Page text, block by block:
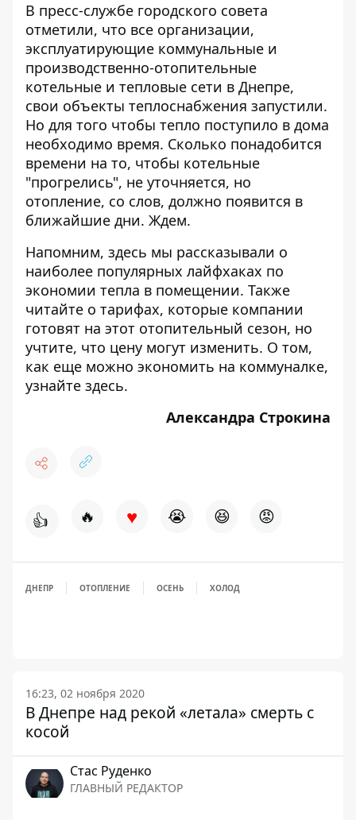
В пресс-службе городского совета
отметили, что все организации,
эксплуатирующие коммунальные и
производственно-отопительные
котельные и тепловые сети в Днепре,
свои объекты теплоснабжения запустили.
Но для того чтобы тепло поступило в дома
необходимо время. Сколько понадобится
времени на то, чтобы котельные
"прогрелись", не уточняется, но
отопление, со слов, должно появится в
ближайшие дни. Ждем.
Напомним, здесь мы рассказывали о
наиболее популярных лайфхаках по
экономии тепла в помещении. Также
читайте о тарифах, которые компании
готовят на этот отопительный сезон, но
учтите, что цену могут изменить. О том,
как еще можно экономить на коммуналке,
узнайте здесь.
Александра Строкина
👍 🔥 ♥ 😭 😆 😡
ДНЕПР ОТОПЛЕНИЕ ОСЕНЬ ХОЛОД
16:23, 02 ноября 2020
В Днепре над рекой «летала» смерть с
косой
Стаc Руденко
ГЛАВНЫЙ РЕДАКТОР